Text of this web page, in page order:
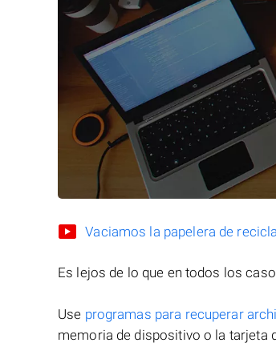
Vaciamos la papelera de
Es lejos de lo que en todos los
Use programas para recuperar
memoria de dispositivo o la tarjeta